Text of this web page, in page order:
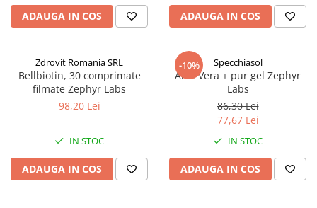
ADAUGA IN COS ADAUGA IN COS
Zdrovit Romania SRL
Bellbiotin, 30 comprimate
filmate Zephyr Labs
98,20 Lei
IN STOC
ADAUGA IN COS
-10% Specchiasol
Aloe Vera + pur gel Zephyr
Labs
86,30 Lei
77,67 Lei
IN STOC
ADAUGA IN COS